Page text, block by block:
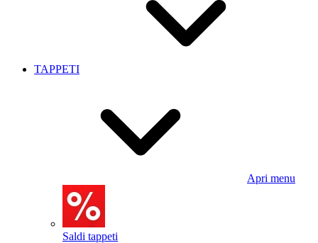
TAPPETI
Apri menu
Saldi tappeti